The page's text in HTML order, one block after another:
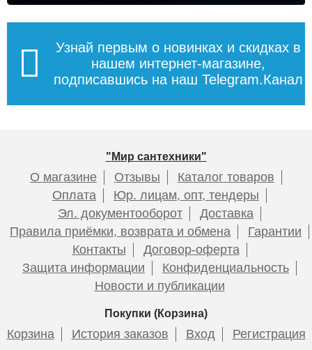
Узнай первым о новинках и скидках в
нашем интернет-магазине,
подписавшись на наш Telegram.Канал
"Мир сантехники"
О магазине Отзывы
Каталог товаров
Оплата
Юр. лицам, опт, тендеры
Эл. документооборот
Доставка
Правила приёмки, возврата и обмена
Гарантии
Контакты
Договор-оферта
Защита информации
Конфиденциальность
Новости и публикации
Покупки (Корзина)
Корзина История заказов Вход Регистрация